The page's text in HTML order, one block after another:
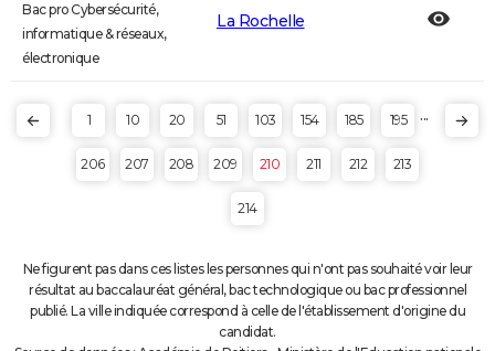
Bac pro Cybersécurité,
informatique & réseaux,
électronique
La Rochelle
1 10 20 51 103 154 185 195 ...
206 207 208 209 210 211 212 213
214
Ne figurent pas dans ces listes les personnes qui n'ont pas souhaité voir leur
résultat au baccalauréat général, bac technologique ou bac professionnel
publié. La ville indiquée correspond à celle de l'établissement d'origine du
candidat.